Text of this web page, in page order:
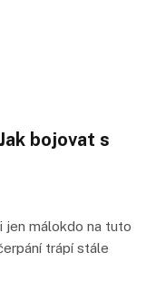
bojovat s
jen málokdo na tuto
trápí stále